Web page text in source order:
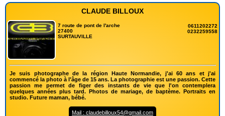
CLAUDE BILLOUX
7 route de pont de l'arche
27400
SURTAUVILLE
0611202272
0232259558
Je suis photographe de la région Haute Normandie, j'ai 60 ans et j'ai
commencé la photo à l'âge de 15 ans. La photographie est une passion. Cette
passion me permet de figer des instants de vie que l'on contemplera
quelques années plus tard. Photos de mariage, de baptème. Portraits en
studio. Future maman, bébé.
Mail : claudebilloux54@gmail.com